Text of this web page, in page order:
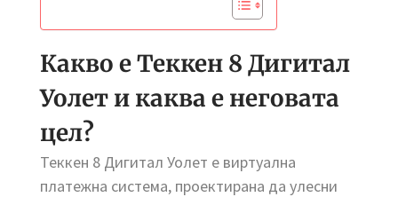
Какво е Теккен 8 Дигитал
Уолет и каква е неговата
цел?
Теккен 8 Дигитал Уолет е виртуална
платежна система, проектирана да улесни